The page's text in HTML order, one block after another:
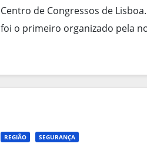
Centro de Congressos de
foi o primeiro organizado pela
REGIÃO SEGURANÇA